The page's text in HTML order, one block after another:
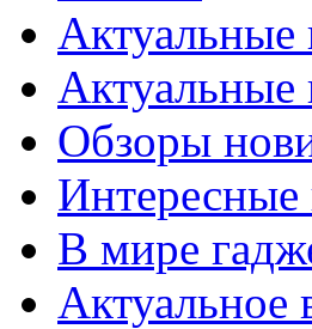
Актуальные
Актуальные
Обзоры
Интересные
В мире
Актуальное